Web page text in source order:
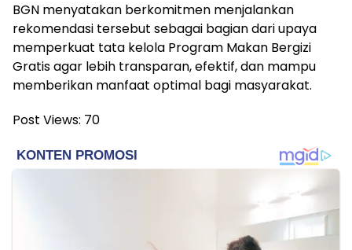
BGN menyatakan berkomitmen menjalankan
rekomendasi tersebut sebagai bagian dari upaya
memperkuat tata kelola Program Makan Bergizi
Gratis agar lebih transparan, efektif, dan mampu
memberikan manfaat optimal bagi masyarakat.
Post Views: 70